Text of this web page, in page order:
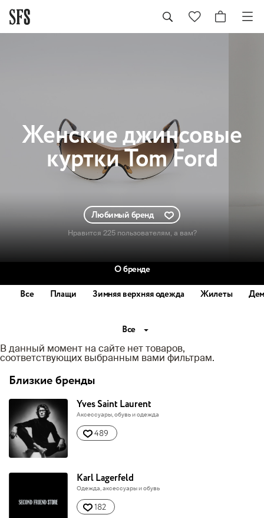
Женскиеджинсовые
куртки Tom Ford
Любимый бренд
Нравится 225 пользователям, а вам?
О бренде
Все
Плащи Зимняя верхняя одежда Жилеты
Все
В данный момент на сайте нет товаров,
соответствующих выбранным вами фильтрам.
Близкие бренды
Yves Saint Laurent
Аксессуары, обувь и одежда
489
Karl Lagerfeld
Одежда, аксессуары и обувь
182